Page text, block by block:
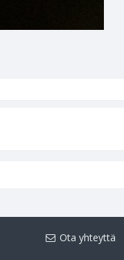
Ota yhteyttä